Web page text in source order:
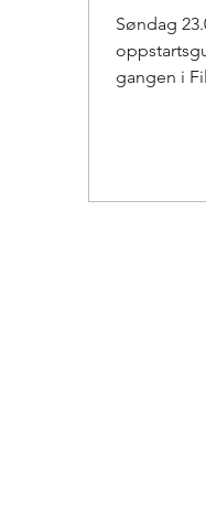
Søndag
gangen i